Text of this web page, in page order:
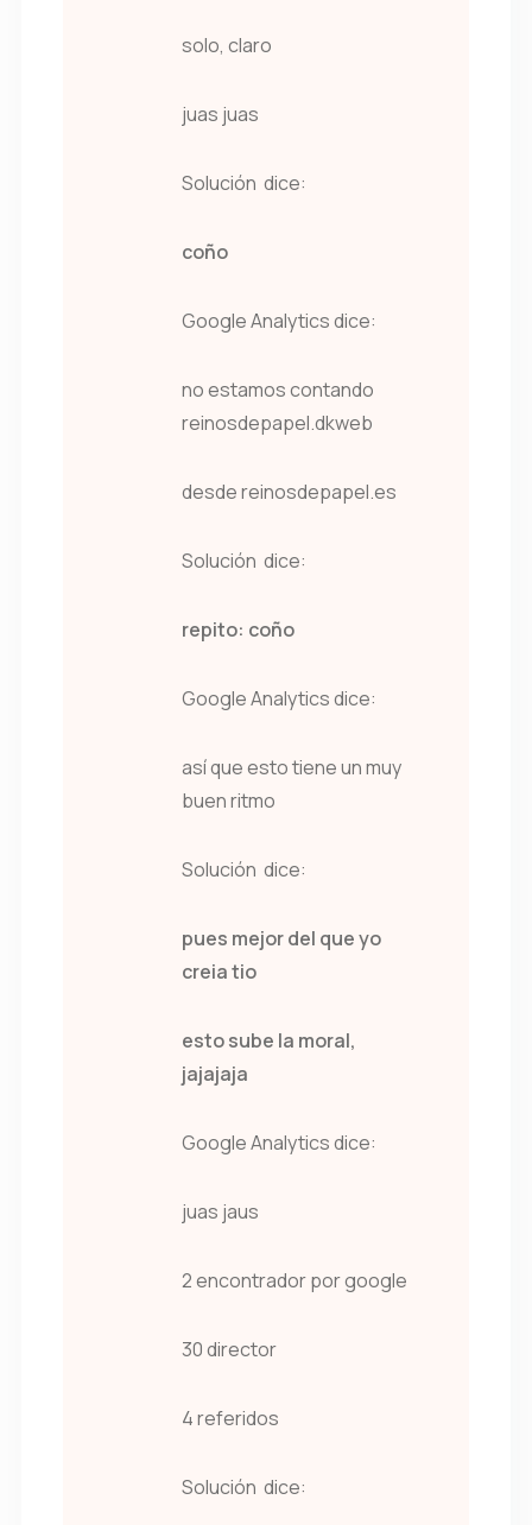
solo, claro
juas juas
Solución dice:
coño
Google Analytics dice:
no estamos contando
reinosdepapel.dkweb
desde reinosdepapel.es
Solución dice:
repito: coño
Google Analytics dice:
así que esto tiene un muy
buen ritmo
Solución dice:
pues mejor del que yo
creia tio
esto sube la moral,
jajajaja
Google Analytics dice:
juas jaus
2 encontrador por google
30 director
4 referidos
Solución dice: